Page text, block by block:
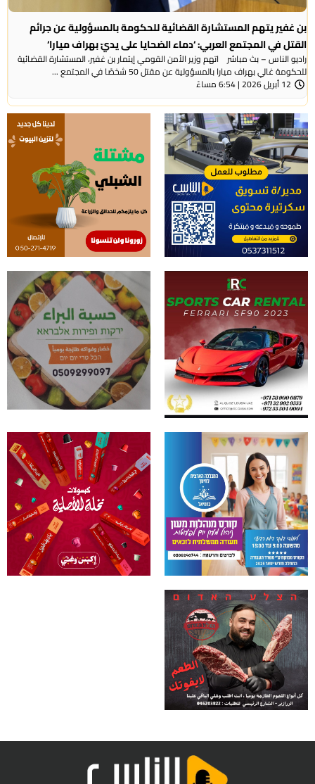
بن غفير يتهم المستشارة القضائية للحكومة بالمسؤولية عن جرائم
القتل في المجتمع العربي: ‘دماء الضحايا على يديّ بهراف ميارا‘
راديو الناس – بث مباشر اتهم وزير الأمن القومي إيتمار بن غفير، المستشارة القضائية
للحكومة غالي بهراف ميارا بالمسؤولية عن مقتل 50 شخصًا في المجتمع ...
12 أبريل 2026 | 6:54 مساءً